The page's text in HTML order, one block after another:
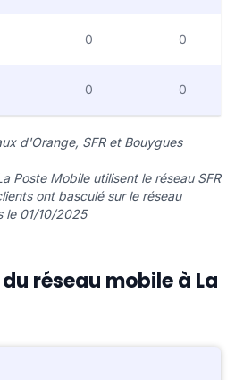
0 0
0 0
d'Orange, SFR et Bouygues
Poste Mobile utilisent le réseau SFR
ont basculé sur le réseau
le 01/10/2025
réseau mobile à La